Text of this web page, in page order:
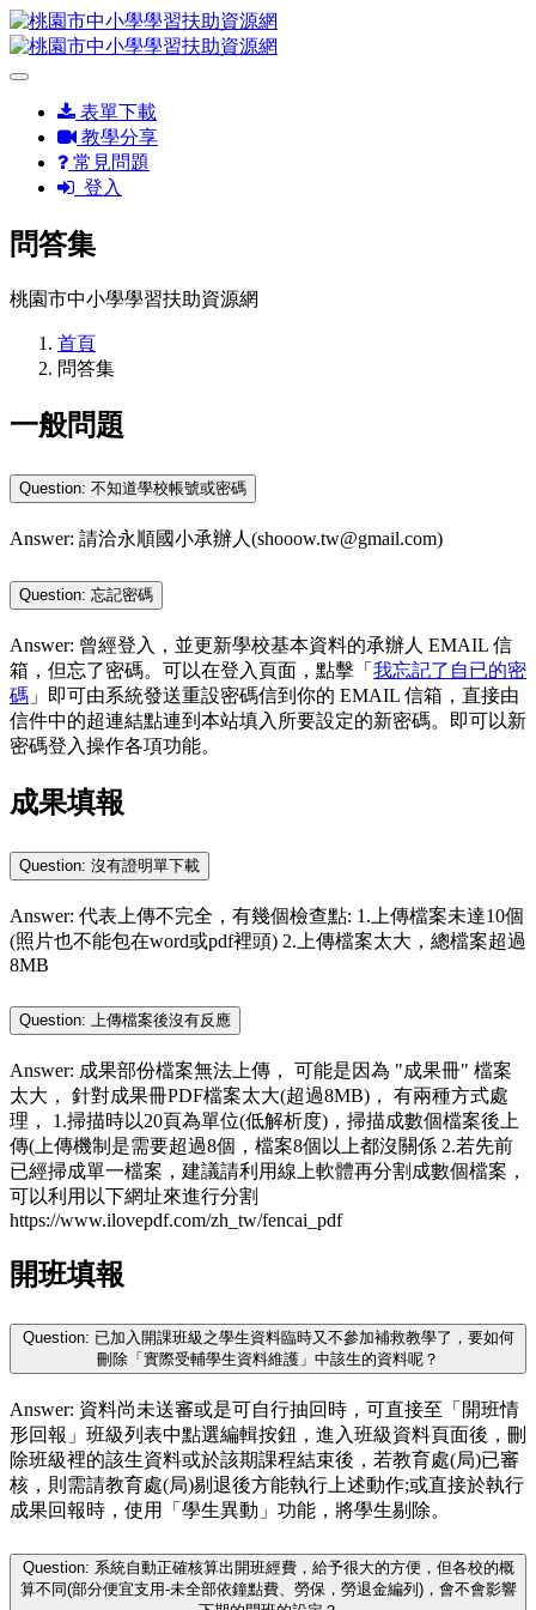
表單下載
教學分享
常見問題
登入
問答集
桃園市中小學學習扶助資源網
首頁
問答集
一般問題
Question: 不知道學校帳號或密碼
Answer: 請洽永順國小承辦人(shooow.tw@gmail.com)
Question: 忘記密碼
Answer: 曾經登入，並更新學校基本資料的承辦人 EMAIL 信
箱，但忘了密碼。可以在登入頁面，點擊「 我忘記了自已的密
碼 」即可由系統發送重設密碼信到你的 EMAIL 信箱，直接由
信件中的超連結點連到本站填入所要設定的新密碼。即可以新
密碼登入操作各項功能。
成果填報
Question: 沒有證明單下載
Answer: 代表上傳不完全，有幾個檢查點: 1.上傳檔案未達10個
(照片也不能包在word或pdf裡頭) 2.上傳檔案太大，總檔案超過
8MB
Question: 上傳檔案後沒有反應
Answer: 成果部份檔案無法上傳， 可能是因為 "成果冊" 檔案
太大， 針對成果冊PDF檔案太大(超過8MB)， 有兩種方式處
理， 1.掃描時以20頁為單位(低解析度)，掃描成數個檔案後上
傳(上傳機制是需要超過8個，檔案8個以上都沒關係 2.若先前
已經掃成單一檔案，建議請利用線上軟體再分割成數個檔案，
可以利用以下網址來進行分割
https://www.ilovepdf.com/zh_tw/fencai_pdf
開班填報
Question: 已加入開課班級之學生資料臨時又不參加補救教學了，要如何
刪除「實際受輔學生資料維護」中該生的資料呢？
Answer: 資料尚未送審或是可自行抽回時，可直接至「開班情
形回報」班級列表中點選編輯按鈕，進入班級資料頁面後，刪
除班級裡的該生資料或於該期課程結束後，若教育處(局)已審
核，則需請教育處(局)剔退後方能執行上述動作;或直接於執行
成果回報時，使用「學生異動」功能，將學生剔除。
Question: 系統自動正確核算出開班經費，給予很大的方便，但各校的概
算不同(部分便宜支用-未全部依鐘點費、勞保，勞退金編列)，會不會影響